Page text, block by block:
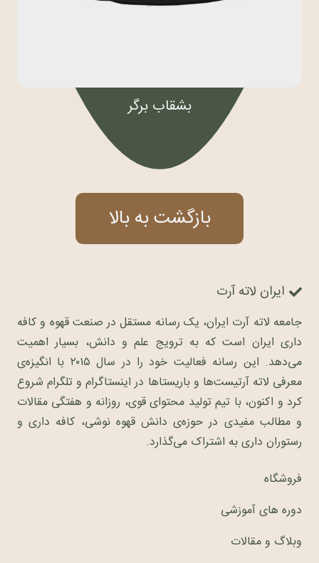
بشقاب برگر
بازگشت به بالا
ایران لاته آرت
جامعه لاته آرت ایران، یک رسانه مستقل در صنعت قهوه و کافه
داری ایران است که به ترویج علم و دانش، بسیار اهمیت
می‌دهد. این رسانه فعالیت خود را در سال ۲۰۱۵ با انگیزه‌ی
معرفی لاته آرتیست‌ها و باریستاها در اینستاگرام و تلگرام شروع
کرد و اکنون، با تیم تولید محتوای قوی، روزانه و هفتگی مقالات
و مطالب مفیدی در حوزه‌ی دانش قهوه نوشی، کافه داری و
رستوران داری به اشتراک می‌گذارد.
فروشگاه
دوره های آموزشی
وبلاگ و مقالات